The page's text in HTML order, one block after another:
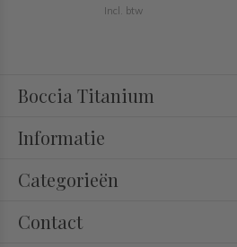
Incl. btw
Boccia Titanium
Informatie
Categorieën
Contact